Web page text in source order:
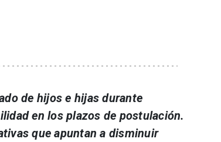
de hijos e hijas durante
en los plazos de postulación.
que apuntan a disminuir